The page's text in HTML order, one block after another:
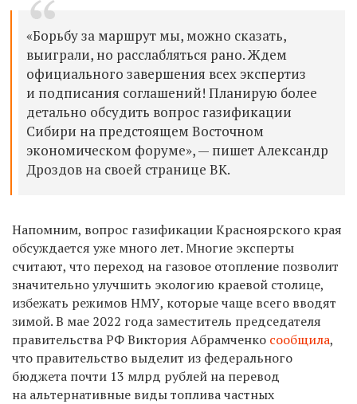
«Борьбу за маршрут мы, можно сказать,
выиграли, но расслабляться рано. Ждем
официального завершения всех экспертиз
и подписания соглашений! Планирую более
детально обсудить вопрос газификации
Сибири на предстоящем Восточном
экономическом форуме», — пишетАлександр
Дроздов на своей странице ВК.
Напомним, вопрос газификации Красноярского края
обсуждается уже много лет. Многие эксперты
считают, что переход на газовое отопление позволит
значительно улучшить экологию краевой столице,
избежать режимов НМУ, которые чаще всего вводят
зимой. В мае 2022 годазаместитель председателя
правительства РФ Виктория Абрамченко сообщила,
что правительство выделит из федерального
бюджета почти 13 млрд рублей на перевод
на альтернативные виды топлива частных